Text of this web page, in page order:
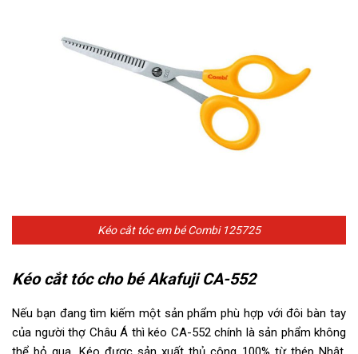
Kéo cắt tóc em bé Combi 125725
Kéo cắt tóc cho bé Akafuji CA-552
Nếu bạn đang tìm kiếm một sản phẩm phù hợp với đôi bàn tay
của người thợ Châu Á thì kéo CA-552 chính là sản phẩm không